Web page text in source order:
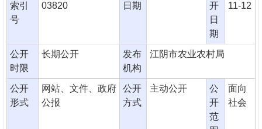
索引
号
03820
日期
开
日
期
11-12
公开
时限
长期公开
发布
机构
江阴市农业农村局
公开
形式
网站、文件、政府
公报
公开
方式
主动公开
公
开
范
面向
社会